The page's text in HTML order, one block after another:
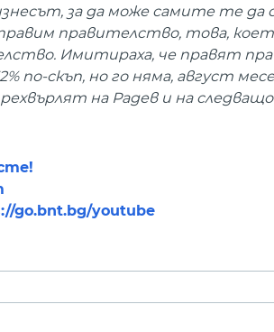
за да може самите те
правителство, това,
Имитираха, че правят
по-скъп, но го няма, август
на Радев и на
go.bnt.bg/youtube